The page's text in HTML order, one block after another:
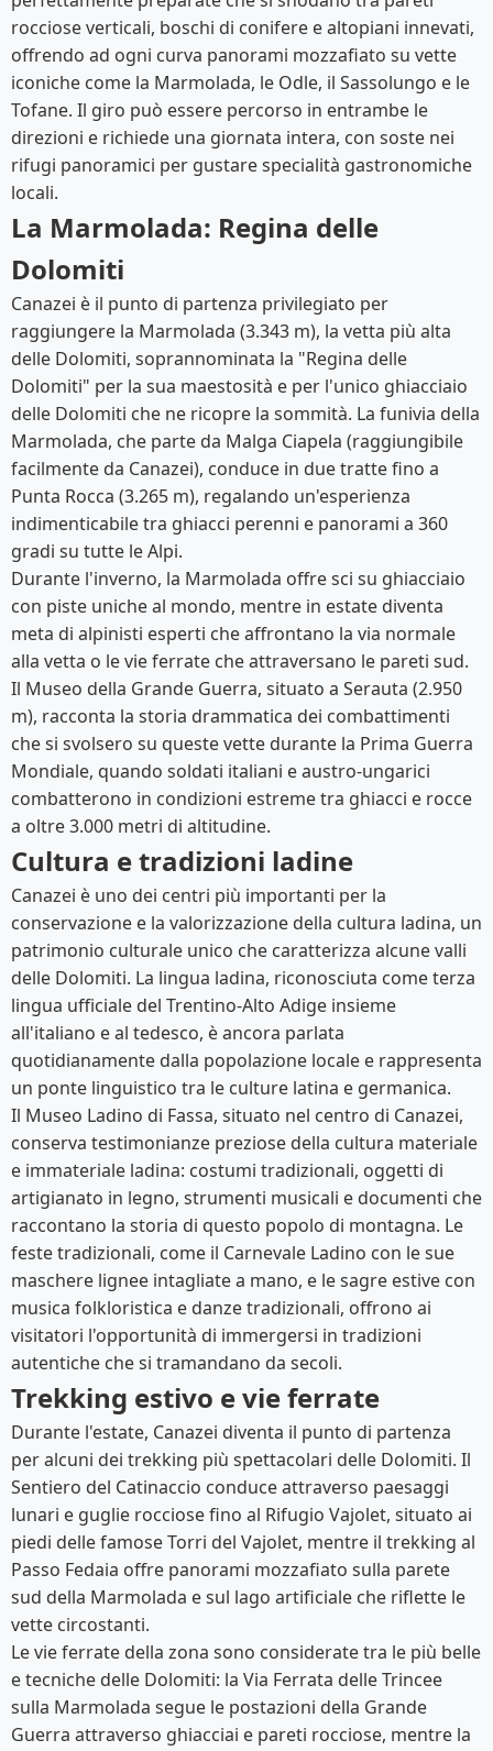
rocciose verticali, boschi di conifere e altopiani innevati,
offrendo ad ogni curva panorami mozzafiato su vette
iconiche come la Marmolada, le Odle, il Sassolungo e le
Tofane. Il giro può essere percorso in entrambe le
direzioni e richiede una giornata intera, con soste nei
rifugi panoramici per gustare specialità gastronomiche
locali.
La Marmolada: Regina delle
Dolomiti
Canazei è il punto di partenza privilegiato per
raggiungere la Marmolada (3.343 m), la vetta più alta
delle Dolomiti, soprannominata la "Regina delle
Dolomiti" per la sua maestosità e per l'unico ghiacciaio
delle Dolomiti che ne ricopre la sommità. La funivia della
Marmolada, che parte da Malga Ciapela (raggiungibile
facilmente da Canazei), conduce in due tratte fino a
Punta Rocca (3.265 m), regalando un'esperienza
indimenticabile tra ghiacci perenni e panorami a 360
gradi su tutte le Alpi.
Durante l'inverno, la Marmolada offre sci su ghiacciaio
con piste uniche al mondo, mentre in estate diventa
meta di alpinisti esperti che affrontano la via normale
alla vetta o le vie ferrate che attraversano le pareti sud.
Il Museo della Grande Guerra, situato a Serauta (2.950
m), racconta la storia drammatica dei combattimenti
che si svolsero su queste vette durante la Prima Guerra
Mondiale, quando soldati italiani e austro-ungarici
combatterono in condizioni estreme tra ghiacci e rocce
a oltre 3.000 metri di altitudine.
Cultura e tradizioni ladine
Canazei è uno dei centri più importanti per la
conservazione e la valorizzazione della cultura ladina, un
patrimonio culturale unico che caratterizza alcune valli
delle Dolomiti. La lingua ladina, riconosciuta come terza
lingua ufficiale del Trentino-Alto Adige insieme
all'italiano e al tedesco, è ancora parlata
quotidianamente dalla popolazione locale e rappresenta
un ponte linguistico tra le culture latina e germanica.
Il Museo Ladino di Fassa, situato nel centro di Canazei,
conserva testimonianze preziose della cultura materiale
e immateriale ladina: costumi tradizionali, oggetti di
artigianato in legno, strumenti musicali e documenti che
raccontano la storia di questo popolo di montagna. Le
feste tradizionali, come il Carnevale Ladino con le sue
maschere lignee intagliate a mano, e le sagre estive con
musica folkloristica e danze tradizionali, offrono ai
visitatori l'opportunità di immergersi in tradizioni
autentiche che si tramandano da secoli.
Trekking estivo e vie ferrate
Durante l'estate, Canazei diventa il punto di partenza
per alcuni dei trekking più spettacolari delle Dolomiti. Il
Sentiero del Catinaccio conduce attraverso paesaggi
lunari e guglie rocciose fino al Rifugio Vajolet, situato ai
piedi delle famose Torri del Vajolet, mentre il trekking al
Passo Fedaia offre panorami mozzafiato sulla parete
sud della Marmolada e sul lago artificiale che riflette le
vette circostanti.
Le vie ferrate della zona sono considerate tra le più belle
e tecniche delle Dolomiti: la Via Ferrata delle Trincee
sulla Marmolada segue le postazioni della Grande
Guerra attraverso ghiacciai e pareti rocciose, mentre la